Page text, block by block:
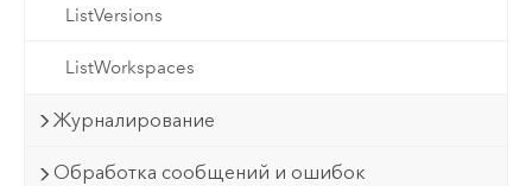
ListVersions
ListWorkspaces
Журналирование
Обработка сообщений и ошибок